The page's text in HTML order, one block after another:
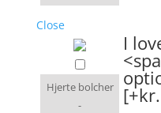
Close
Hjerte bolcher
-
I